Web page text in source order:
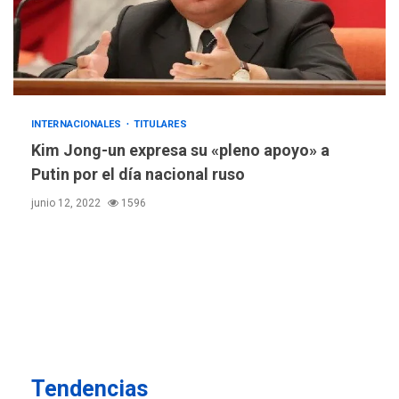
INTERNACIONALES TITULARES
Kim Jong-un expresa su «pleno apoyo» a
Putin por el día nacional ruso
junio 12, 2022 1596
Tendencias
5
Concejo Municipal de
Mariño respalda a Cámara
de Comercio para reforma
de Ley de Puerto Libre
ÚLTIMA HORA
CNP plantea incluir Libertad
de Expresión en agenda de